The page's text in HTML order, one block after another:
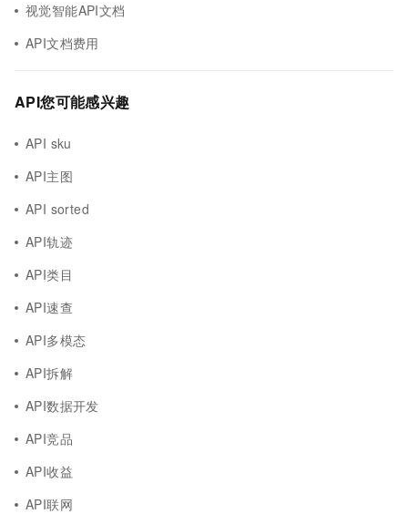
视觉智能API文档
API文档费用
API您可能感兴趣
API sku
API主图
API sorted
API轨迹
API类目
API速查
API多模态
API拆解
API数据开发
API竞品
API收益
API联网